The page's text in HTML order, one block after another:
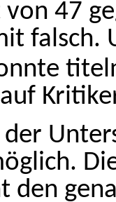
47
falsch.
den